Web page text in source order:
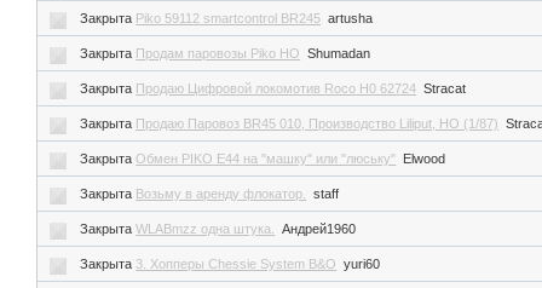
Закрыта Piko 59112 smartcontrol BR245 artusha
Закрыта Продам паровозы Piko HO Shumadan
Закрыта Продаю Цифровой локомотив Roco H0 62724 Stracat
Закрыта Продаю Паровоз BR45 010, Производство Liliput, HO (1/87)
ЗакрытаОбмен PIKO E44 на "машку" или "люську" Elwood
Закрыта Возьму в аренду флокатор. staff
ЗакрытаWLABmzz одна штука. Андрей1960
Закрыта 3. Хопперы Chessie System B&O yuri60